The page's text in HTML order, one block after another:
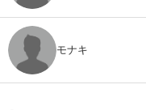
モナキ